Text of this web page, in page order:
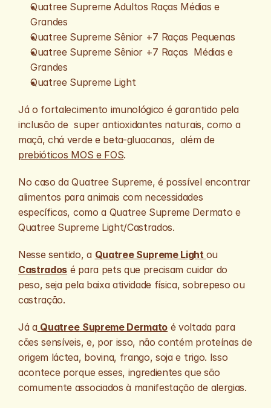
Quatree Supreme Adultos Raças Médias e
Grandes
Quatree Supreme Sênior +7 Raças Pequenas
Quatree Supreme Sênior +7 Raças  Médias e
Grandes
Quatree Supreme Light
Já o fortalecimento imunológico é garantido pela
inclusão de  super antioxidantes naturais, como a
maçã, chá verde e beta-gluacanas,  além de
prebióticos MOS e FOS.
No caso da Quatree Supreme, é possível encontrar
alimentos para animais com necessidades
específicas, como a Quatree Supreme Dermato e
Quatree Supreme Light/Castrados.
Nesse sentido, a Quatree Supreme Light
Castrados é para pets que precisam cuidar do
peso, seja pela baixa atividade física, sobrepeso ou
castração.
Já a Quatree Supreme Dermato é voltada para
cães sensíveis, e, por isso, não contém proteínas de
origem láctea, bovina, frango, soja e trigo. Isso
acontece porque esses, ingredientes que são
comumente associados à manifestação de alergias.